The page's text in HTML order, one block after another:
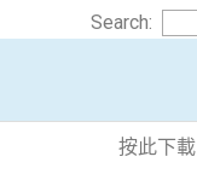
Search:
按此下載